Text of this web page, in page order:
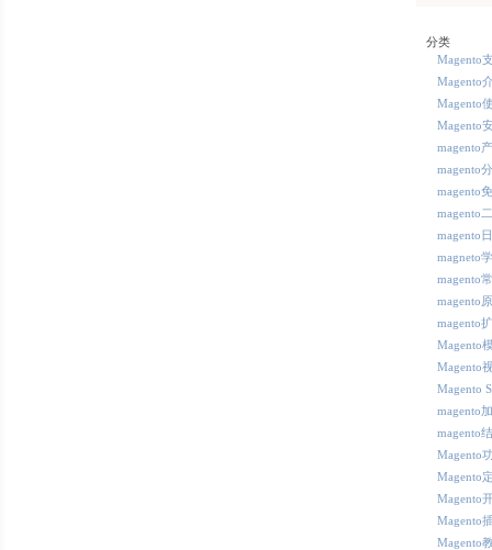
分类
Magento
Magento
Magento
Magento
magento
magento
magento
magento
magento
magneto
magento
magento
magento
Magento
Magento
Magento
magento
magento
Magento
Magento
Magento
Magento
Magento